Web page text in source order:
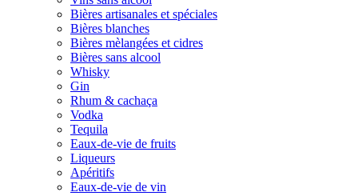
Bières artisanales et spéciales
Bières blanches
Bières mèlangées et cidres
Bières sans alcool
Whisky
Gin
Rhum & cachaça
Vodka
Tequila
Eaux-de-vie de fruits
Liqueurs
Apéritifs
Eaux-de-vie de vin